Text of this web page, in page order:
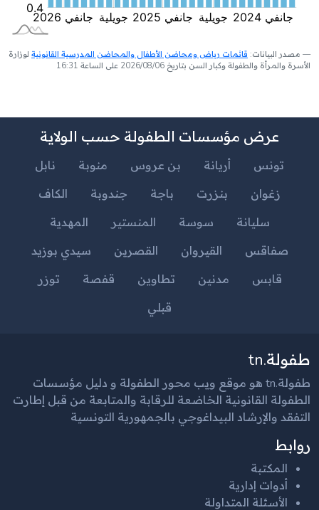
مصدر البيانات: قائمات رياض ومحاضن الأطفال والمحاضن المدرسية القانونية لوزارة
الأسرة والمرأة والطفولة وكبار السن بتاريخ 2026/08/06 على الساعة 16:31
عرض مؤسسات الطفولة حسب الولاية
تونس أريانة بن عروس منوبة
نابل
زغوان
بنزرت باجة جندوبة
الكاف
سليانة
سوسة المنستير
المهدية
صفاقس
القيروان القصرين
سيدي بوزيد
قابس
مدنين تطاوين قفصة
توزر
قبلي
طفولة.tn
طفولة.tn هو موقع ويب محور الطفولة و دليل مؤسسات
الطفولة القانونية الخاضعة للرقابة والمتابعة من قبل إطارت
التفقد والإرشاد البيداغوجي بالجمهورية التونسية
روابط
المكتبة
أدوات إدارية
الأسئلة المتداولة